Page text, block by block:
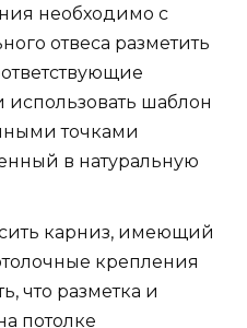
необходимо с
отвеса разметить
шаблон
точками
в натуральную
карниз, имеющий
крепления
что разметка и
потолке